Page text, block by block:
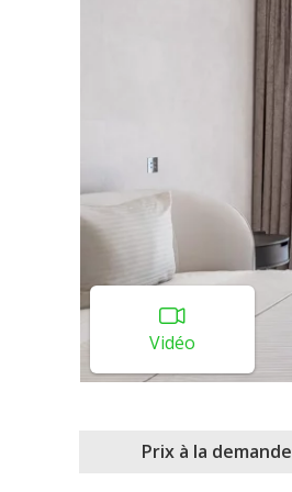
Vidéo
Prix à la demande